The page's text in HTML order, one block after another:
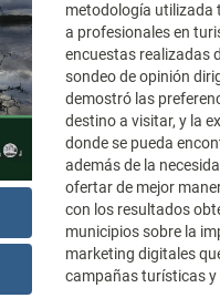
metodología utilizada
a profesionales en
encuestas realizadas
sondeo de opinión
demostró las
destino a visitar, y la
donde se pueda
además de la
ofertar de mejor
con los resultados
municipios sobre la
marketing digitales
campañas turísticas